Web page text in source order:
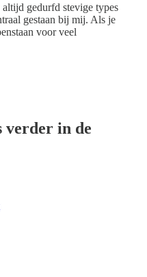
gedurfd stevige types
gestaan bij mij. Als je
voor veel
verder in de